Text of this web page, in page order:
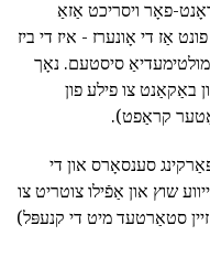
פראָנט-פאָר ויסריכט אַזאַ
אַז די אָונערז - איז די ביז
מולטימעדיאַ סיסטעם. נאָך
באַקאַנט צו פילע פון
קראַפט).
סענסאָרס און די
שוץ און אַפֿילו צוטריט צו
סטאַרטעד מיט די קנעפּל)